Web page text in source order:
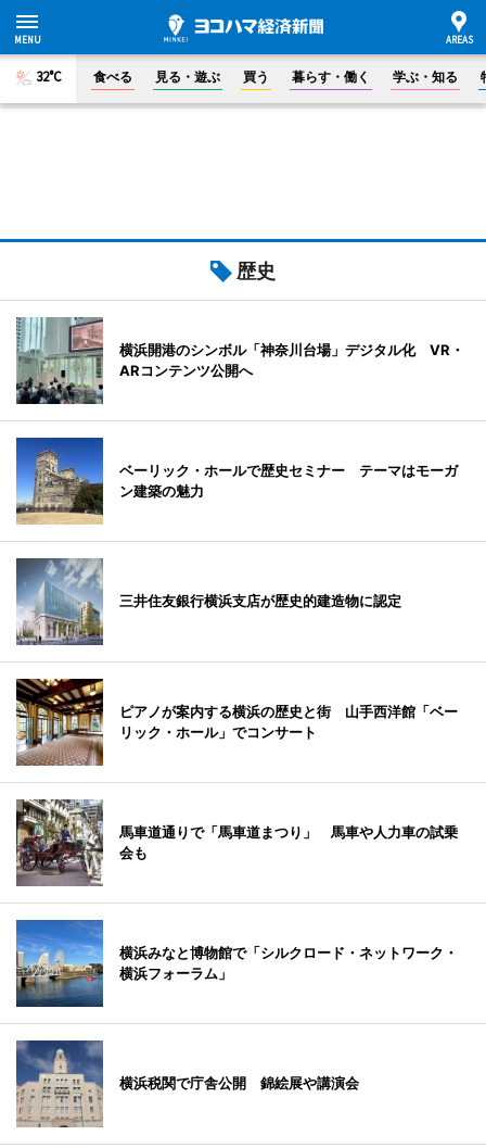
32°C 食べる 見る・遊ぶ 買う 暮らす・働く 学ぶ・知る
歴史
横浜開港のシンボル「神奈川台場」デジタル化 VR・
ARコンテンツ公開へ
ベーリック・ホールで歴史セミナー テーマはモーガ
ン建築の魅力
三井住友銀行横浜支店が歴史的建造物に認定
ピアノが案内する横浜の歴史と街 山手西洋館「ベー
リック・ホール」でコンサート
馬車道通りで「馬車道まつり」 馬車や人力車の試乗
会も
横浜みなと博物館で「シルクロード・ネットワーク・
横浜フォーラム」
横浜税関で庁舎公開 錦絵展や講演会